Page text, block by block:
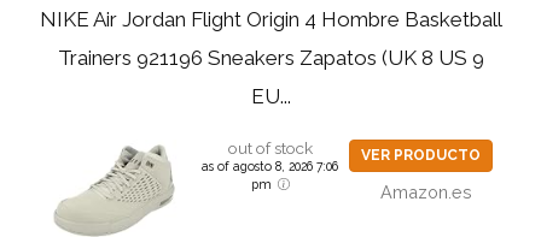
NIKE Air Jordan Flight Origin 4 Hombre Basketball
Trainers 921196 Sneakers Zapatos (UK 8 US 9
EU...
out of stock
as of agosto 8, 2026 7:06
pm
VER PRODUCTO
Amazon.es